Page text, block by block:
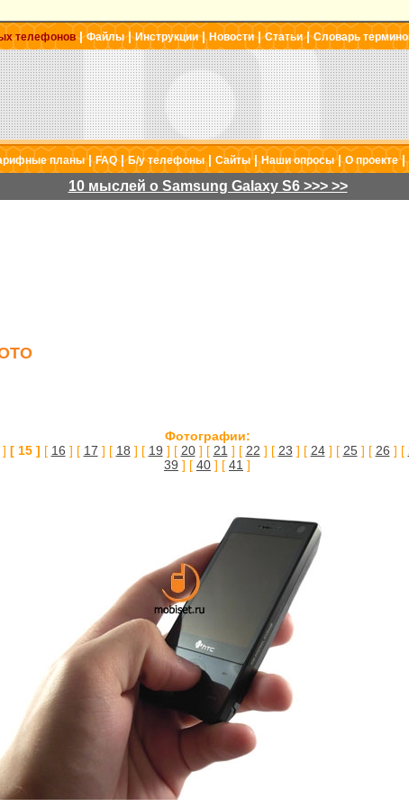
телефонов|Файлы|Инструкции| Новости|Статьи|Словарь
планы|FAQ|Б/у телефоны| Сайты|Наши опросы|О проекте|
10 мыслей о Samsung Galaxy S6 >>> >>
Фотографии:
[ 15 ] [ 16 ] [ 17 ] [ 18 ] [ 19 ] [ 20] [ 21 ] [ 22 ] [ 23 ] [ 24] [ 25] [ 26 ] [
39 ] [ 40 ] [ 41 ]